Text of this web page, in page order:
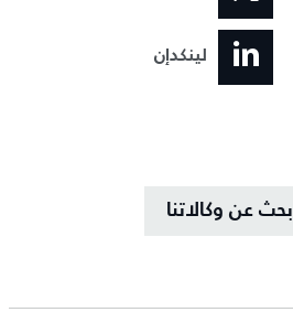
لينكدإن
ابحث عن وكالاتنا